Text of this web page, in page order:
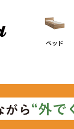
ベッド